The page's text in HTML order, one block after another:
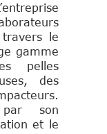
le
gamme
pelles
des
par son
et le